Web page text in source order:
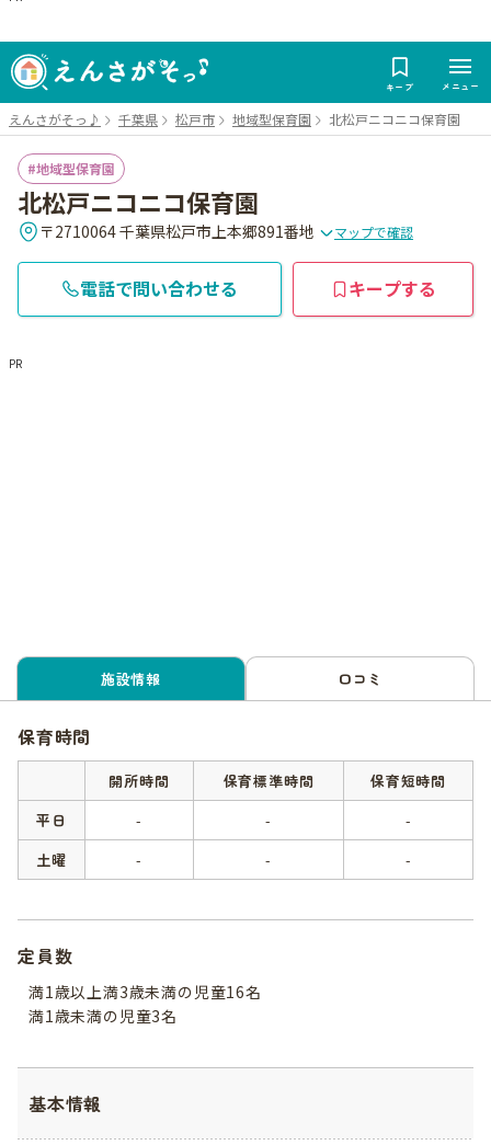
キープ メニュー
えんさがそっ♪ 千葉県 松戸市 地域型保育園 北松戸ニコニコ保育園
地域型保育園
北松戸ニコニコ保育園
〒2710064 千葉県松戸市上本郷891番地 マップで確認
電話で問い合わせる キープする
PR
施設情報 口コミ
保育時間
開所時間 保育標準時間
保育短時間
平日
- -
-
土曜
- - -
定員数
満1歳以上満3歳未満の児童16名
満1歳未満の児童3名
基本情報